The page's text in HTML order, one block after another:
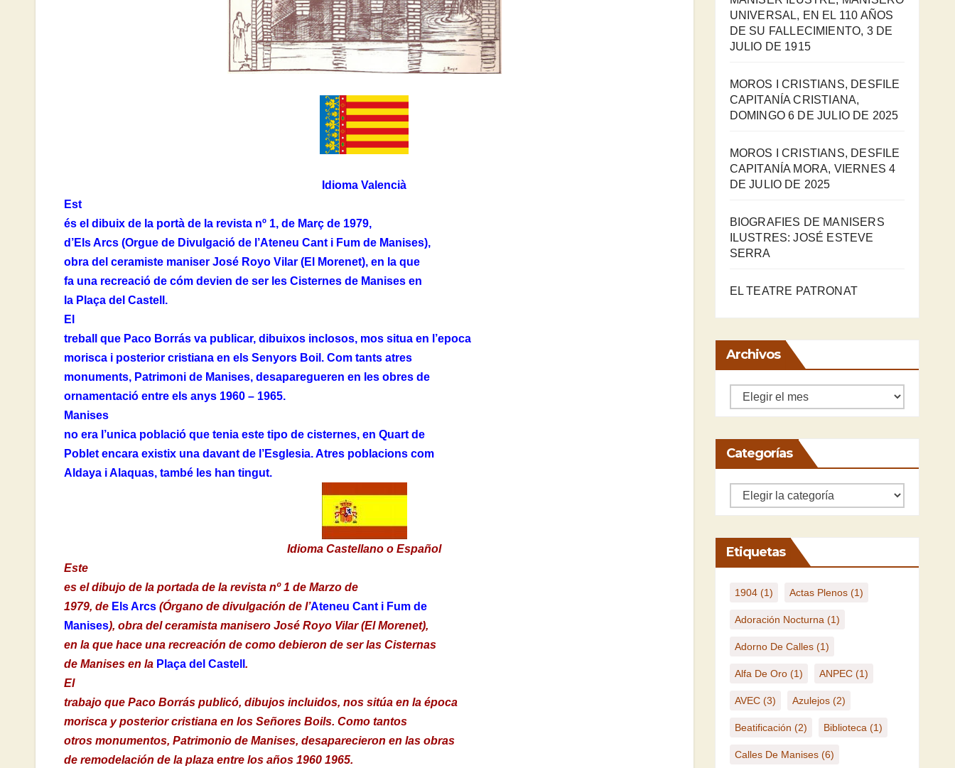
Idioma Valencià
Est
és el dibuix de la portà de la revista nº 1, de Març de 1979,
d’Els Arcs (Orgue de Divulgació de l’Ateneu Cant i Fum de Manises),
obra del ceramiste maniser José Royo Vilar (El Morenet), en la que
fa una recreació de cóm devien de ser les Cisternes de Manises en
la Plaça del Castell.
El
treball que Paco Borrás va publicar, dibuixos inclosos, mos situa en l’epoca
morisca i posterior cristiana en els Senyors Boil. Com tants atres
monuments, Patrimoni de Manises, desaparegueren en les obres de
ornamentació entre els anys 1960 – 1965.
Manises
no era l’unica població que tenia este tipo de cisternes, en Quart de
Poblet encara existix una davant de l’Esglesia. Atres poblacions com
Aldaya i Alaquas, també les han tingut.
Idioma Castellano o Español
Este
es el dibujo de la portada de la revista nº 1 de Marzo de
1979, de Els Arcs (Órgano de divulgación de l’Ateneu Cant i Fum de
Manises), obra del ceramista manisero José Royo Vilar (El Morenet),
en la que hace una recreación de como debieron de ser las Cisternas
de Manises en la Plaça del Castell .
El
trabajo que Paco Borrás publicó, dibujos incluidos, nos sitúa en la época
morisca y posterior cristiana en los Señores Boils. Como tantos
otros monumentos, Patrimonio de Manises, desaparecieron en las obras
de remodelación de la plaza entre los años 1960 1965.
UNIVERSAL, EN EL 110 AÑOS
DE SU FALLECIMIENTO, 3 DE
JULIO DE 1915
MOROS I CRISTIANS, DESFILE
CAPITANÍA CRISTIANA,
DOMINGO 6 DE JULIO DE 2025
MOROS I CRISTIANS, DESFILE
CAPITANÍA MORA, VIERNES 4
DE JULIO DE 2025
BIOGRAFIES DE MANISERS
ILUSTRES: JOSÉ ESTEVE
SERRA
EL TEATRE PATRONAT
Archivos
Archivos
Categorías
Categorías
Etiquetas
1904(1) Actas Plenos(1)
Adoración Nocturna (1)
Adorno De Calles(1)
Alfa De Oro(1) ANPEC(1)
AVEC(3) Azulejos(2)
Beatificación (2) Biblioteca (1)
Calles De Manises(6)